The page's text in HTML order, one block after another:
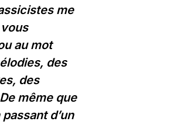
me
au mot
des
des
même que
d’un